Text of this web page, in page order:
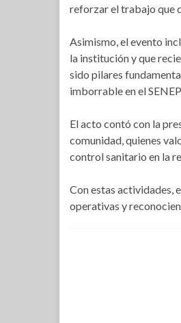
reforzar el trabajo que
Asimismo, el evento
la institución y que
sido pilares
imborrable en el
El acto contó con la
comunidad, quienes
control sanitario en la
Con estas actividades,
operativas y